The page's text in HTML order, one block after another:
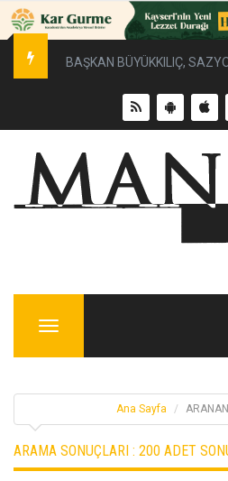
BAŞKAN BÜYÜKKILIÇ,
Menu
Ana Sayfa
ARAMA SONUÇLARI : 200 ADET